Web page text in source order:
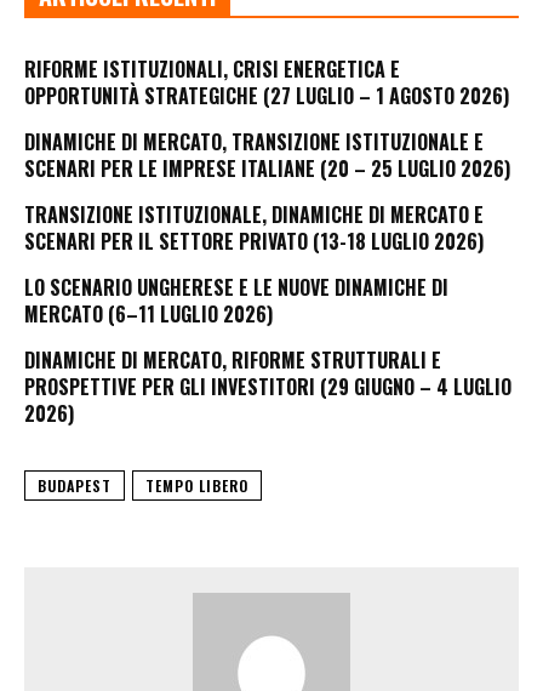
RIFORME ISTITUZIONALI, CRISI ENERGETICA E
OPPORTUNITÀ STRATEGICHE (27 LUGLIO – 1 AGOSTO 2026)
DINAMICHE DI MERCATO, TRANSIZIONE ISTITUZIONALE E
SCENARI PER LE IMPRESE ITALIANE (20 – 25 LUGLIO 2026)
TRANSIZIONE ISTITUZIONALE, DINAMICHE DI MERCATO E
SCENARI PER IL SETTORE PRIVATO (13-18 LUGLIO 2026)
LO SCENARIO UNGHERESE E LE NUOVE DINAMICHE DI
MERCATO (6–11 LUGLIO 2026)
DINAMICHE DI MERCATO, RIFORME STRUTTURALI E
PROSPETTIVE PER GLI INVESTITORI (29 GIUGNO – 4 LUGLIO
2026)
BUDAPEST TEMPO LIBERO